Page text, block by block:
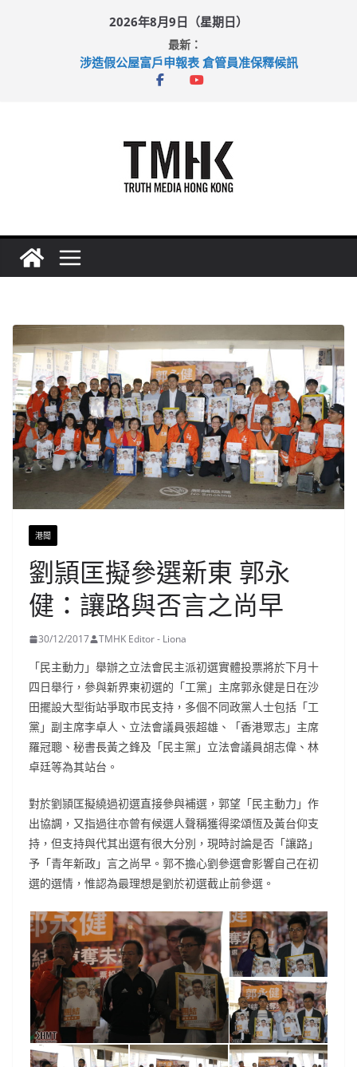
2026年8月9日（星期日）
最新：
涉造假公屋富戶申報表 倉管員准保釋候訊
港聞
劉頴匡擬參選新東 郭永
健：讓路與否言之尚早
30/12/2017 TMHK Editor - Liona
「民主動力」舉辦之立法會民主派初選實體投票將於下月十
四日舉行，參與新界東初選的「工黨」主席郭永健是日在沙
田擺設大型街站爭取市民支持，多個不同政黨人士包括「工
黨」副主席李卓人、立法會議員張超雄、「香港眾志」主席
羅冠聰、秘書長黃之鋒及「民主黨」立法會議員胡志偉、林
卓廷等為其站台。
對於劉頴匡擬繞過初選直接參與補選，郭望「民主動力」作
出協調，又指過往亦曾有候選人聲稱獲得梁頌恆及黃台仰支
持，但支持與代其出選有很大分別，現時討論是否「讓路」
予「青年新政」言之尚早。郭不擔心劉參選會影響自己在初
選的選情，惟認為最理想是劉於初選截止前參選。